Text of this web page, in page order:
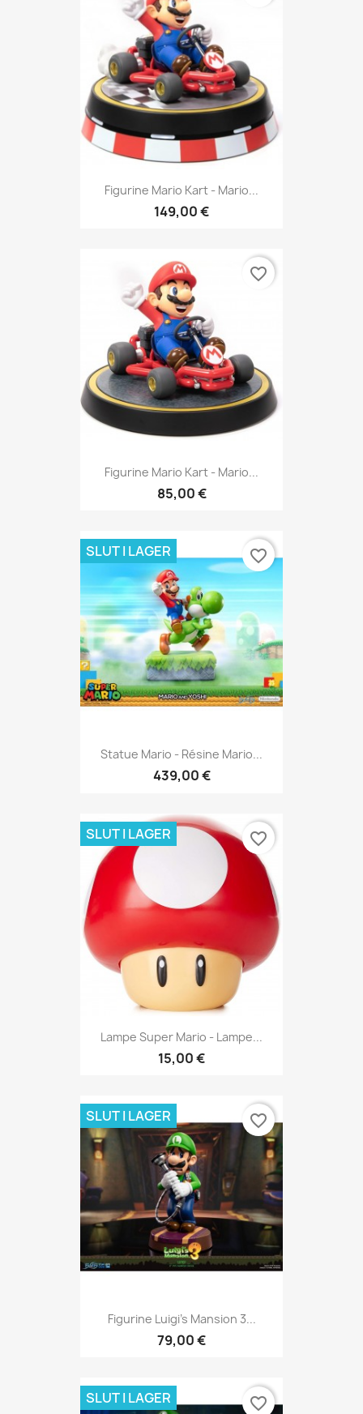
Figurine Mario Kart - Mario...
149,00 €
Figurine Mario Kart - Mario...
85,00 €
favorite_border
Statue Mario - Résine Mario...
439,00 €
SLUT I LAGER favorite_border
Lampe Super Mario - Lampe...
15,00 €
SLUT I LAGER favorite_border
Figurine Luigi's Mansion 3...
79,00 €
SLUT I LAGER favorite_border
SLUT I LAGER favorite_border